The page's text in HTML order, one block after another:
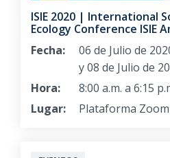
ISIE 2020 | International
Ecology Conference ISIE
Fecha:
06 de Julio de
y 08 de Julio de
Hora:
8:00 a.m. a 6:15
Lugar:
Plataforma Zoom